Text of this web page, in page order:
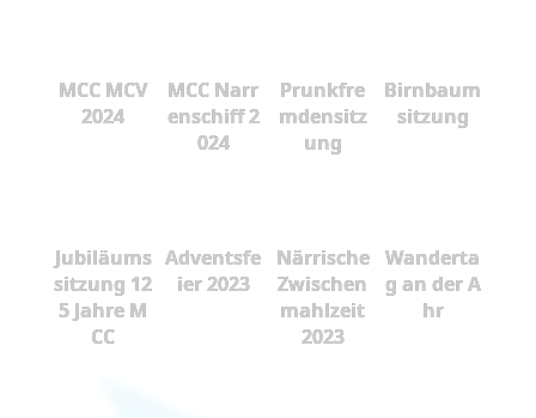
MCC MCV
2024
MCC Narr
enschiff 2
024
Prunkfre
mdensitz
ung
Birnbaum
sitzung
Jubiläums
sitzung 12
5 Jahre M
CC
Adventsfe
ier 2023
Närrische
Zwischen
mahlzeit
2023
Wanderta
g an der A
hr